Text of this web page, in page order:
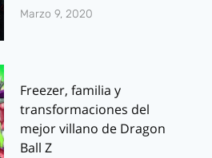
Marzo 9, 2020
Freezer, familia y
transformaciones del
mejor villano de Dragon
Ball Z